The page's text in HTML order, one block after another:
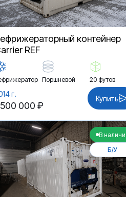
контейнер
REF
Поршневой 20 футов
г.
500 000 ₽
Купить
В
Б/У